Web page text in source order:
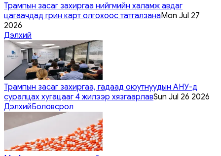
Трампын засаг захиргаа нийгмийн халамж авдаг
цагаачдад грин карт олгохоос татгалзанаMon Jul 27
2026
Дэлхий
Трампын засаг захиргаа, гадаад оюутнуудын АНУ-д
суралцах хугацааг 4 жилээр хязгаарлавSun Jul 26 2026
ДэлхийБоловсрол